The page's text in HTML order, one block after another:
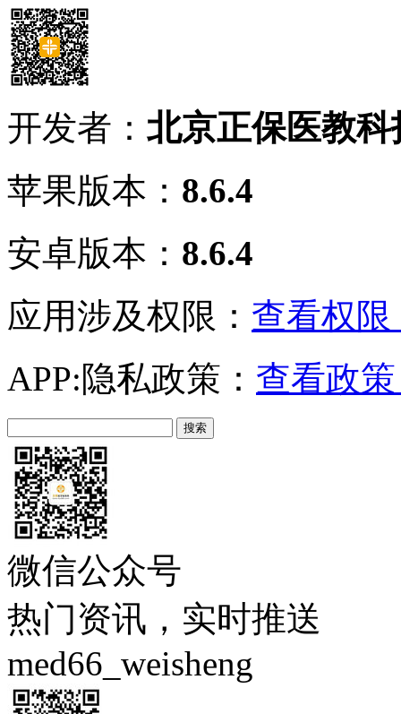
开发者： 北京正保医教
苹果版本： 8.6.4
安卓版本： 8.6.4
应用涉及权限： 查看权限
APP:隐私政策： 查看政
微信公众号
热门资讯，实时推送
med66_weisheng